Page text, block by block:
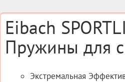
Eibach
Пружины для
Экстремальная